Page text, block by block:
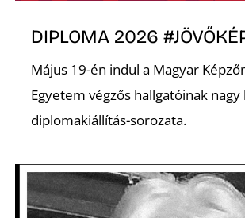
DIPLOMA 2026
Május 19-én indul a Magyar
Egyetem végzős hallgatóinak
diplomakiállítás-sorozata.